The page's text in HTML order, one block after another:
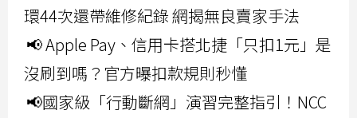
環44次還帶維修紀錄 網揭無良賣家手法
📢 Apple Pay、信用卡搭北捷「只扣1元」是
沒刷到嗎？官方曝扣款規則秒懂
📢國家級「行動斷網」演習完整指引！NCC